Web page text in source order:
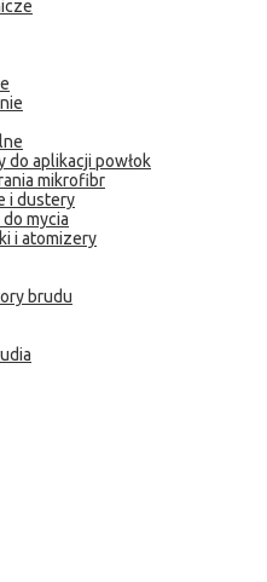
do aplikacji powłok
mikrofibr
i dustery
mycia
i atomizery
brudu